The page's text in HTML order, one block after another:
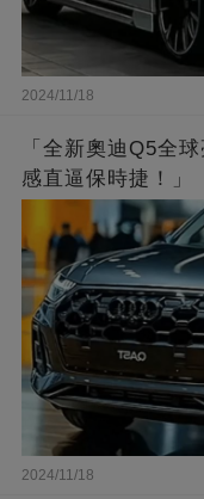
2024/11/18
「全新奧迪Q5全
感直逼保時捷！」
2024/11/18